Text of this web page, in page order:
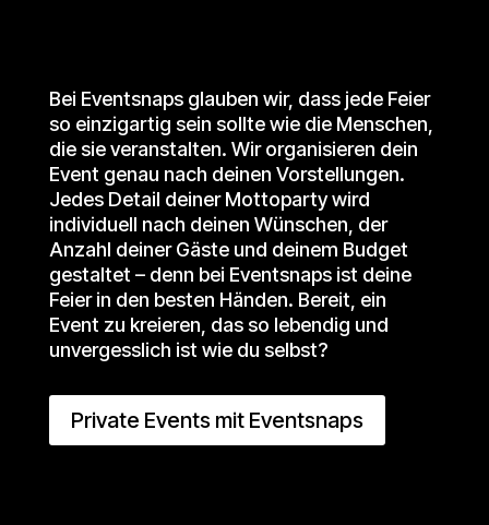
Bei Eventsnaps glauben wir, dass jede Feier
so einzigartig sein sollte wie die Menschen,
die sie veranstalten. Wir organisieren dein
Event genau nach deinen Vorstellungen.
Jedes Detail deiner Mottoparty wird
individuell nach deinen Wünschen, der
Anzahl deiner Gäste und deinem Budget
gestaltet – denn bei Eventsnaps ist deine
Feier in den besten Händen. Bereit, ein
Event zu kreieren, das so lebendig und
unvergesslich ist wie du selbst?
Private Events mit Eventsnaps